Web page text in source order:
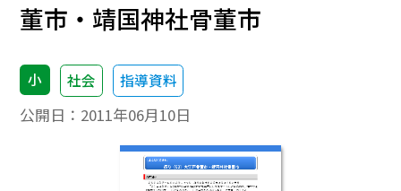
董市・靖国神社骨董市
小 社会 指導資料
公開日： 2011年06月10日